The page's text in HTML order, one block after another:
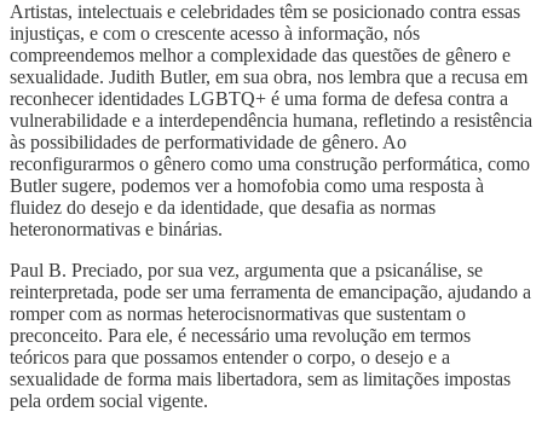
Artistas, intelectuais e celebridades têm se posicionado contra essas
injustiças, e com o crescente acesso à informação, nós
compreendemos melhor a complexidade das questões de gênero e
sexualidade. Judith Butler, em sua obra, nos lembra que a recusa em
reconhecer identidades LGBTQ+ é uma forma de defesa contra a
vulnerabilidade e a interdependência humana, refletindo a resistência
às possibilidades de performatividade de gênero. Ao
reconfigurarmos o gênero como uma construção performática, como
Butler sugere, podemos ver a homofobia como uma resposta à
fluidez do desejo e da identidade, que desafia as normas
heteronormativas e binárias.
Paul B. Preciado, por sua vez, argumenta que a psicanálise, se
reinterpretada, pode ser uma ferramenta de emancipação, ajudando a
romper com as normas heterocisnormativas que sustentam o
preconceito. Para ele, é necessário uma revolução em termos
teóricos para que possamos entender o corpo, o desejo e a
sexualidade de forma mais libertadora, sem as limitações impostas
pela ordem social vigente.